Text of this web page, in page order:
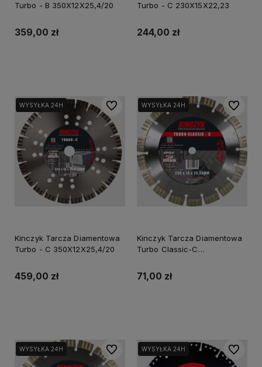
Turbo - B 350X12X25,4/20
359,00 zł
Turbo - C 230X15X22,23
244,00 zł
WYSYŁKA 24H
WYSYŁKA 24H
Kinczyk Tarcza Diamentowa
Turbo - C 350X12X25,4/20
459,00 zł
Do ulubionychWYSYŁKA 24H
WYSYŁKA 24H
Kinczyk Tarcza Diamentowa
Turbo Classic-C
71,00 zł
Do
WYSYŁKA 24H
WYSYŁKA 24H Do ulubionychWYSYŁKA 24H
WYSYŁKA 24H Do